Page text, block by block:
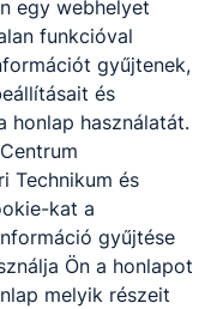
egy webhelyet
funkcióval
gyűjtenek,
és
honlap használatát.
Technikum és
kat a
gyűjtése
Ön a honlapot
melyik részeit